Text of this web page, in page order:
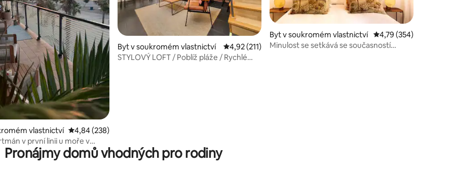
z 5, 209 hodnocení
vlastnictví Průměrné hodnocení 4,84 z 5, 238 hodnocení
4,84 (238)
v první linii u moře v
Byt v soukromém vlastnictví Průměrné hodnocení 4,92 z 5, 211 hodnocení
4,92 (211)
STYLOVÝ LOFT / Poblíž pláže / Rychlé
Byt v soukromém vlastnictví Průměrné hodnocení
4,79 (354)
Minulost se setkává se současností
Pronájmy domů vhodných pro rodiny